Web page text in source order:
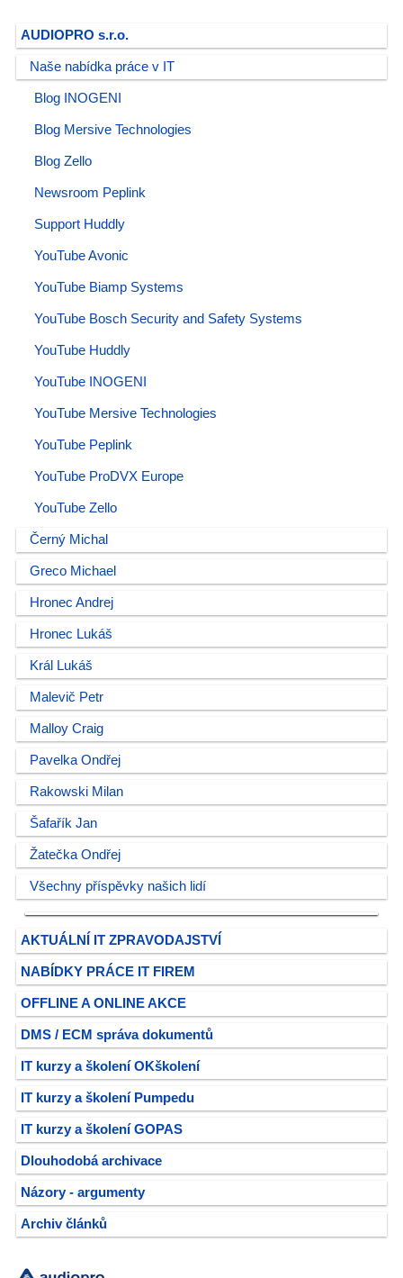
AUDIOPRO s.r.o.
Naše nabídka práce v IT
Blog INOGENI
Blog Mersive Technologies
Blog Zello
Newsroom Peplink
Support Huddly
YouTube Avonic
YouTube Biamp Systems
YouTube Bosch Security and Safety Systems
YouTube Huddly
YouTube INOGENI
YouTube Mersive Technologies
YouTube Peplink
YouTube ProDVX Europe
YouTube Zello
Černý Michal
Greco Michael
Hronec Andrej
Hronec Lukáš
Král Lukáš
Malevič Petr
Malloy Craig
Pavelka Ondřej
Rakowski Milan
Šafařík Jan
Žatečka Ondřej
Všechny příspěvky našich lidí
AKTUÁLNÍ IT ZPRAVODAJSTVÍ
NABÍDKY PRÁCE IT FIREM
OFFLINE A ONLINE AKCE
DMS / ECM správa dokumentů
IT kurzy a školení OKškolení
IT kurzy a školení Pumpedu
IT kurzy a školení GOPAS
Dlouhodobá archivace
Názory - argumenty
Archiv článků